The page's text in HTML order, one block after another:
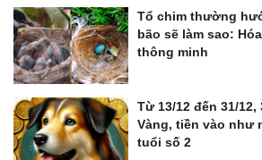
Tổ chim thường
bão sẽ làm sao:
thông minh
Từ 13/12 đến 31/
Vàng, tiền vào như
tuổi số 2